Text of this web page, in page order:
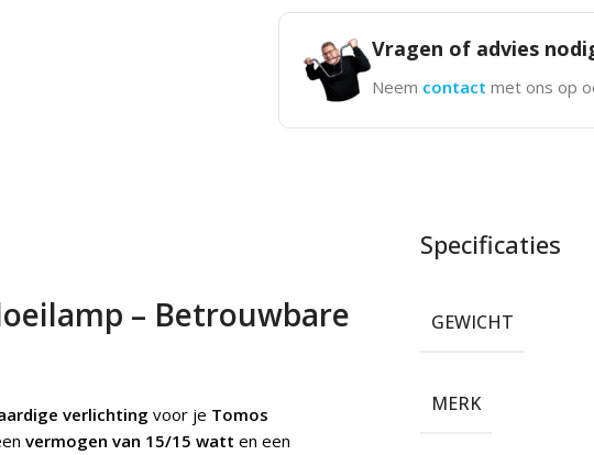
Vragen of advies
Neem contact met ons op
– Betrouwbare
verlichting voor je Tomos
vermogen van 15/15 watt en een
Specificaties
GEWICHT
MERK